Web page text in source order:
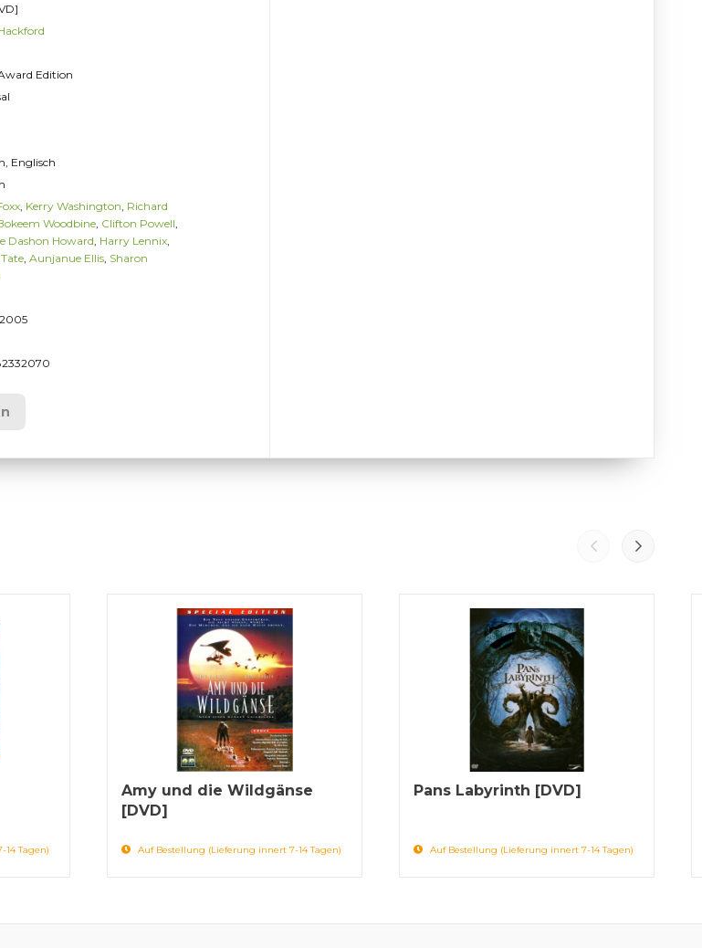
Edition
Englisch
, Kerry Washington, Richard
Woodbine, Clifton Powell,
Dashon Howard, Harry Lennix,
, Aunjanue Ellis, Sharon
Tagen)
Amy und die Wildgänse
[DVD]
Auf Bestellung (Lieferung innert 7-14 Tagen)
Pans Labyrinth [DVD]
Auf Bestellung (Lieferung innert 7-14 Tagen)